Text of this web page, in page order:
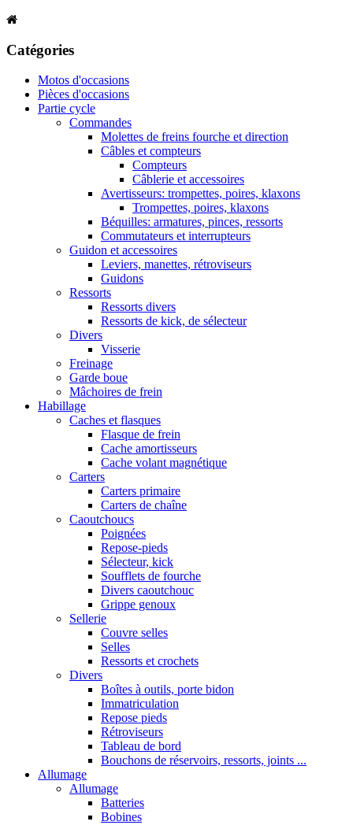
Catégories
Motos d'occasions
Pièces d'occasions
Partie cycle
Commandes
Molettes de freins fourche et direction
Câbles et compteurs
Compteurs
Câblerie et accessoires
Avertisseurs: trompettes, poires, klaxons
Trompettes, poires, klaxons
Béquilles: armatures, pinces, ressorts
Commutateurs et interrupteurs
Guidon et accessoires
Leviers, manettes, rétroviseurs
Guidons
Ressorts
Ressorts divers
Ressorts de kick, de sélecteur
Divers
Visserie
Freinage
Garde boue
Mâchoires de frein
Habillage
Caches et flasques
Flasque de frein
Cache amortisseurs
Cache volant magnétique
Carters
Carters primaire
Carters de chaîne
Caoutchoucs
Poignées
Repose-pieds
Sélecteur, kick
Soufflets de fourche
Divers caoutchouc
Grippe genoux
Sellerie
Couvre selles
Selles
Ressorts et crochets
Divers
Boîtes à outils, porte bidon
Immatriculation
Repose pieds
Rétroviseurs
Tableau de bord
Bouchons de réservoirs, ressorts, joints ...
Allumage
Allumage
Batteries
Bobines